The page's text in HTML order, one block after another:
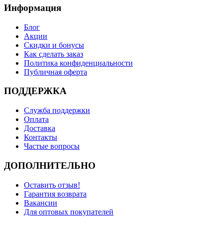
Информация
Блог
Акции
Скидки и бонусы
Как сделать заказ
Политика конфиденциальности
Публичная оферта
ПОДДЕРЖКА
Служба поддержки
Оплата
Доставка
Контакты
Частые вопросы
ДОПОЛНИТЕЛЬНО
Оставить отзыв!
Гарантия возврата
Вакансии
Для оптовых покупателей